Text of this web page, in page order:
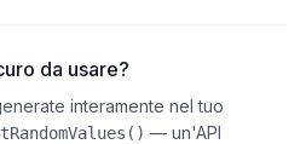
da usare?
interamente nel tuo
— un'API